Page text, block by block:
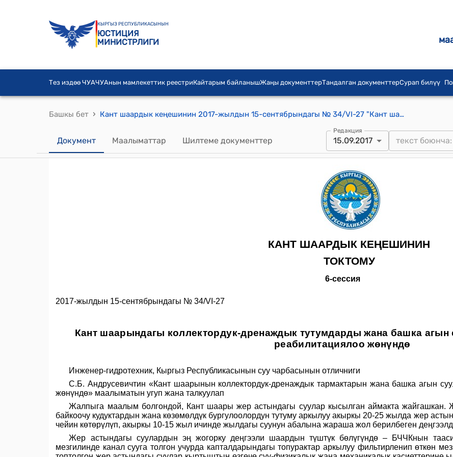
КЫРГЫЗ РЕСПУБЛИКАСЫНЫН
ЮСТИЦИЯ
МИНИСТРЛИГИ
Тез издөө ЧУАЧУАнын мамлекеттик реестриКайтарым байланышЖаңы документтерТандалган документтерСурап билүү
Башкы бет › Кант шаардык кеңешинин 2017-жылдын 15-сентябрындагы № 34/VI-27 "Кант шаарындагы коллектордук-дренаждык тутумдарды жана башка агын сууларды чыгаруу тутумдарын реабилитациялоо жөнүндө" токтому
Документ Маалыматтар Шилтеме документтер
Редакция
15.09.2017